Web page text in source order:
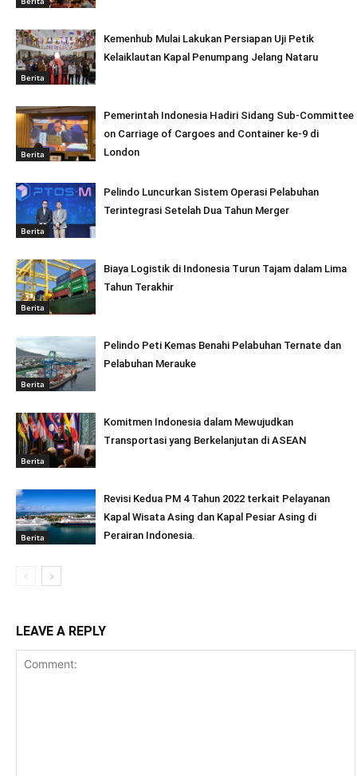
Berita
Kemenhub Mulai Lakukan Persiapan Uji Petik
Kelaiklautan Kapal Penumpang Jelang Nataru
Berita
Pemerintah Indonesia Hadiri Sidang Sub-Committee
on Carriage of Cargoes and Container ke-9 di
London
Berita
Pelindo Luncurkan Sistem Operasi Pelabuhan
Terintegrasi Setelah Dua Tahun Merger
Berita
Biaya Logistik di Indonesia Turun Tajam dalam Lima
Tahun Terakhir
Berita
Pelindo Peti Kemas Benahi Pelabuhan Ternate dan
Pelabuhan Merauke
Berita
Komitmen Indonesia dalam Mewujudkan
Transportasi yang Berkelanjutan di ASEAN
Berita
Revisi Kedua PM 4 Tahun 2022 terkait Pelayanan
Kapal Wisata Asing dan Kapal Pesiar Asing di
Perairan Indonesia.
LEAVE A REPLY